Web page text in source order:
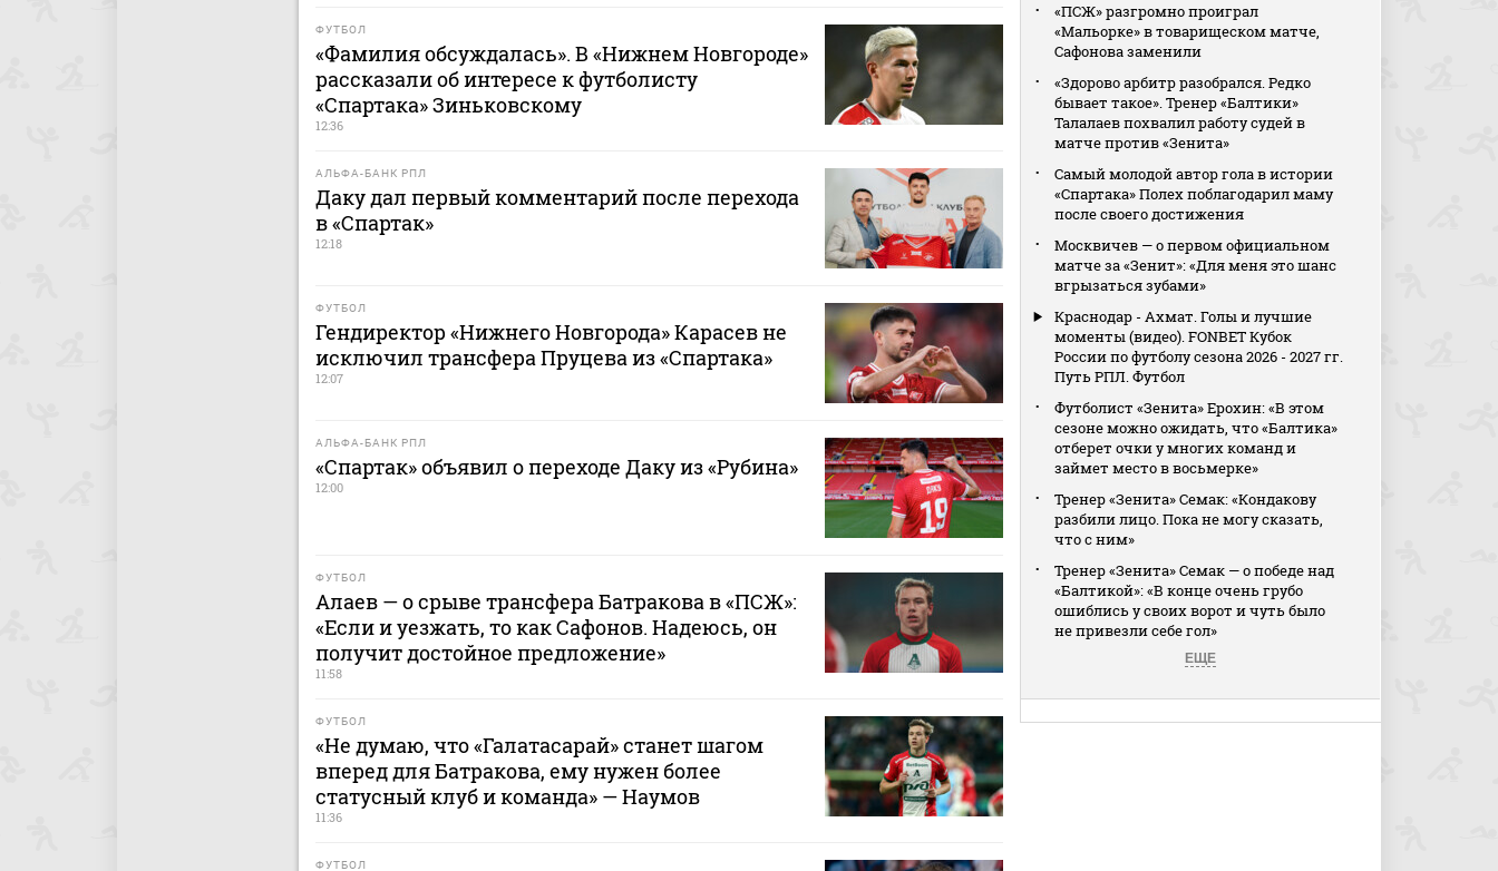
ФУТБОЛ
«Фамилия обсуждалась». В «Нижнем Новгороде»
рассказали об интересе к футболисту
«Спартака» Зиньковскому
12:36
АЛЬФА-БАНК РПЛ
Даку дал первый комментарий после перехода
в «Спартак»
12:18
ФУТБОЛ
Гендиректор «Нижнего Новгорода» Карасев не
исключил трансфера Пруцева из «Спартака»
12:07
АЛЬФА-БАНК РПЛ
«Спартак» объявил о переходе Даку из «Рубина»
12:00
ФУТБОЛ
Алаев — о срыве трансфера Батракова в «ПСЖ»:
«Если и уезжать, то как Сафонов. Надеюсь, он
получит достойное предложение»
11:58
ФУТБОЛ
«Не думаю, что «Галатасарай» станет шагом
вперед для Батракова, ему нужен более
статусный клуб и команда» — Наумов
11:36
ФУТБОЛ
«ПСЖ» разгромно проиграл
«Мальорке» в товарищеском матче,
Сафонова заменили
«Здорово арбитр разобрался. Редко
бывает такое». Тренер «Балтики»
Талалаев похвалил работу судей в
матче против «Зенита»
Самый молодой автор гола в истории
«Спартака» Полех поблагодарил маму
после своего достижения
Москвичев — о первом официальном
матче за «Зенит»: «Для меня это шанс
вгрызаться зубами»
Краснодар - Ахмат. Голы и лучшие
моменты (видео). FONBET Кубок
России по футболу сезона 2026 - 2027 гг.
Путь РПЛ. Футбол
Футболист «Зенита» Ерохин: «В этом
сезоне можно ожидать, что «Балтика»
отберет очки у многих команд и
займет место в восьмерке»
Тренер «Зенита» Семак: «Кондакову
разбили лицо. Пока не могу сказать,
что с ним»
Тренер «Зенита» Семак — о победе над
«Балтикой»: «В конце очень грубо
ошиблись у своих ворот и чуть было
не привезли себе гол»
ЕЩЕ